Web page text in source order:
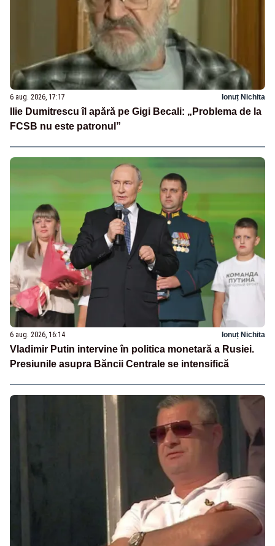
6 aug. 2026, 17:17 Ionuț Nichita
Ilie Dumitrescu îl apără pe Gigi Becali: „Problema de la
FCSB nu este patronul”
6 aug. 2026, 16:14 Ionuț Nichita
Vladimir Putin intervine în politica monetară a Rusiei.
Presiunile asupra Băncii Centrale se intensifică